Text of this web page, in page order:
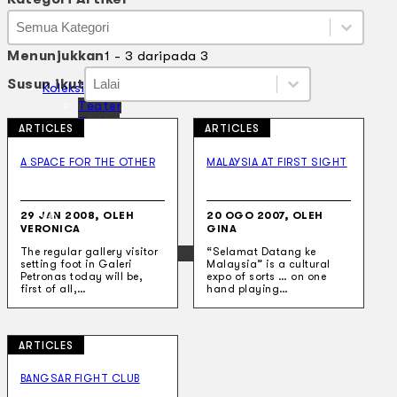
Koleksi Kami
Teater
Tarian
Artikel
Sejarah Lisan
Hubungi Kami
BM
EN
Kategori Artikel
Kategori Artikel
Kategori Artikel
Menunjukkan1 - 3 daripada 3
Susun ikut Susun ikut
Susun ikut
Susun ikut
ARTICLES
A SPACE FOR THE OTHER
29 JAN 2008, OLEH
VERONICA
The regular gallery visitor
setting foot in Galeri
Petronas today will be,
first of all,…
ARTICLES
MALAYSIA AT FIRST SIGHT
20 OGO 2007, OLEH
GINA
“Selamat Datang ke
Malaysia” is a cultural
expo of sorts … on one
hand playing…
ARTICLES
BANGSAR FIGHT CLUB